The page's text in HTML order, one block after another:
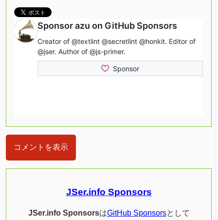
コメントを表示
JSer.info Sponsors
JSer.info SponsorsはGitHub Sponsorsとして